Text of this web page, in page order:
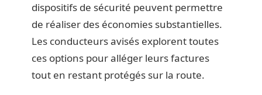
dispositifs de sécurité peuvent permettre
de réaliser des économies substantielles.
Les conducteurs avisés explorent toutes
ces options pour alléger leurs factures
tout en restant protégés sur la route.